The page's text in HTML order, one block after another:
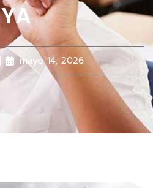
YA
mayo 14, 2026